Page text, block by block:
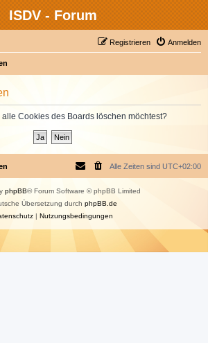
ISDV - Forum
Anmelden
Registrieren
alle Cookies des Boards löschen möchtest?
Alle Zeiten sind UTC+02:00
phpBB® Forum Software © phpBB Limited
Übersetzung durch phpBB.de
| Nutzungsbedingungen